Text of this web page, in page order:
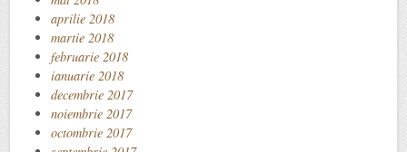
aprilie 2018
martie 2018
februarie 2018
ianuarie 2018
decembrie 2017
noiembrie 2017
octombrie 2017